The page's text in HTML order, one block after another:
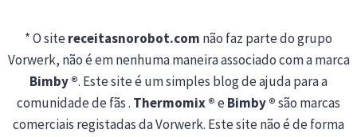
* O sitereceitasnorobot.com não faz parte do grupo
Vorwerk, não é em nenhuma maneira associado com a marca
Bimby ®. Este site é um simples blog de ajuda para a
comunidade de fãs . Thermomix ®eBimby ®são marcas
comerciais registadas da Vorwerk. Este site não é de forma